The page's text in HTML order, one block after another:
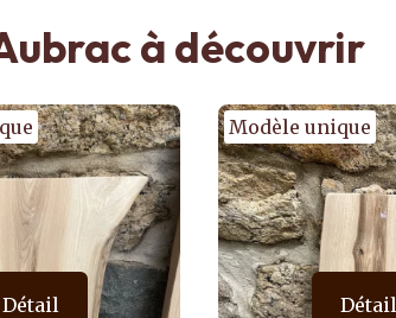
à découvrir
Détail Détail